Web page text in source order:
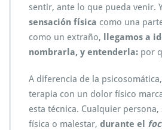
sentir, ante lo que pueda venir.
sensación física como una
como un extraño,
llegamos a
nombrarla, y entenderla: por
A diferencia de la
terapia con un dolor físico
esta técnica. Cualquier
física o malestar, durante el